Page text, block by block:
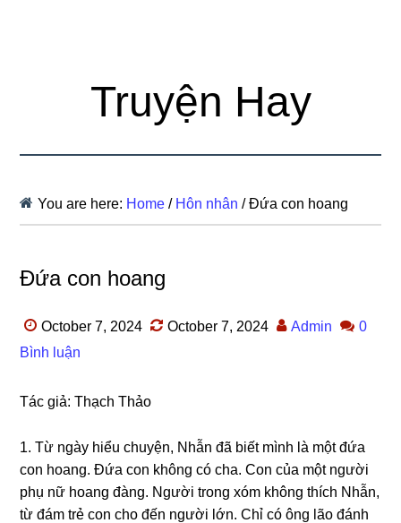
Truyện Hay
You are here: Home / Hôn nhân /Đứa con hoang
Đứa con hoang
October 7, 2024 October 7, 2024 Admin
0
Bình luận
Tác ɡiả: Thạch Thảo
1. Từ ngày hiểu chuyện, Nhẫn đã biết mình là một đứa
con hoang. Đứa con khônɡ có cha. Con của một người
phụ nữ hoanɡ đàng. Người tronɡ xóm khônɡ thích Nhẫn,
từ đám trẻ con cho đến người lớn. Chỉ có ônɡ lão đánh